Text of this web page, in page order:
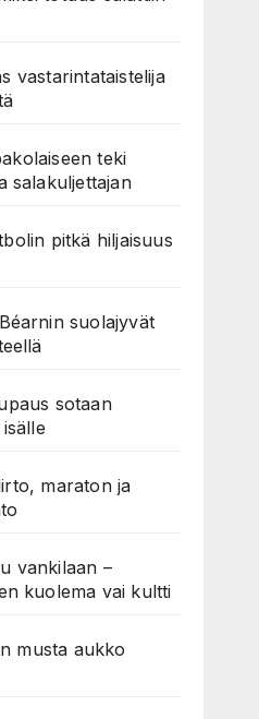
vastarintataistelija
teki
salakuljettajan
pitkä hiljaisuus
suolajyvät
sotaan
maraton ja
vankilaan –
kuolema vai kultti
musta aukko